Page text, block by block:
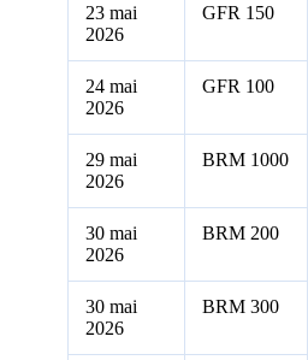
23 mai
2026
GFR 150
24 mai
2026
GFR 100
29 mai
2026
BRM 1000
30 mai
2026
BRM 200
30 mai
2026
BRM 300